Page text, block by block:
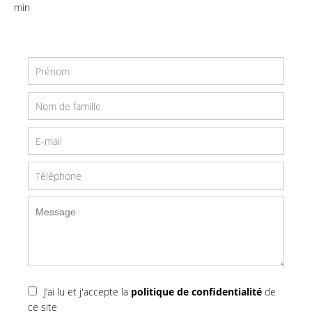
min
J’ai lu et j'accepte la politique de confidentialité de
ce site